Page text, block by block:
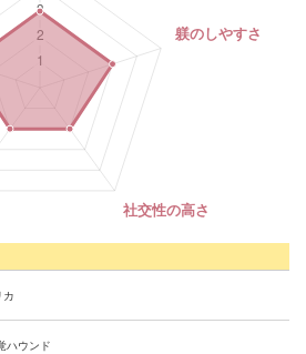
カ
ハウンド